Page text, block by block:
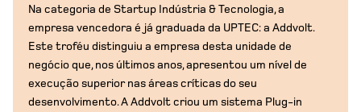
Na categoria de Startup Indústria & Tecnologia, a
empresa vencedora é já graduada da UPTEC: a Addvolt.
Este troféu distinguiu a empresa desta unidade de
negócio que, nos últimos anos, apresentou um nível de
execução superior nas áreas críticas do seu
desenvolvimento. A Addvolt criou um sistema Plug-in